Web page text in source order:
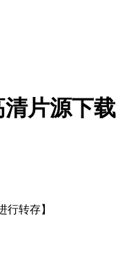
片源下载
行转存】